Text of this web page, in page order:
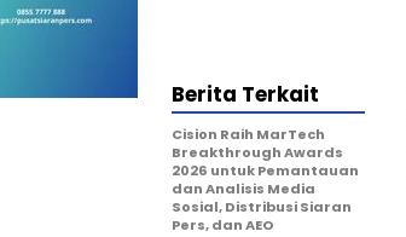
Berita Terkait
Cision Raih MarTech
Breakthrough Awards
2026 untuk Pemantauan
dan Analisis Media
Sosial, Distribusi Siaran
Pers, dan AEO